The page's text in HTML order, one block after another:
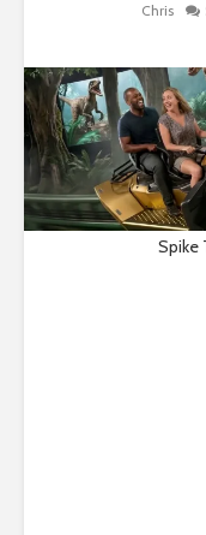
Chris
Spike